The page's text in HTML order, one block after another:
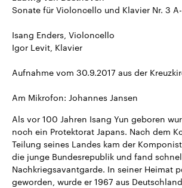
Sonate für Violoncello und Klavier Nr. 3
Isang Enders, Violoncello
Igor Levit, Klavier
Aufnahme vom 30.9.2017 aus der
Am Mikrofon: Johannes Jansen
Als vor 100 Jahren Isang Yun geboren
noch ein Protektorat Japans. Nach dem
Teilung seines Landes kam der
die junge Bundesrepublik und fand
Nachkriegsavantgarde. In seiner Heimat
geworden, wurde er 1967 aus